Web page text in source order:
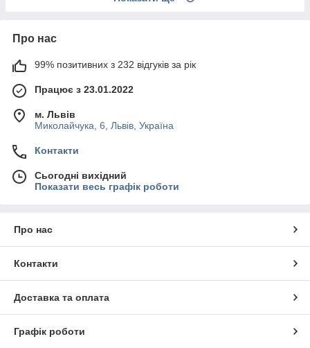
Про нас
99% позитивних з 232 відгуків за рік
Працює з 23.01.2022
м. Львів
Миколайчука, 6, Львів, Україна
Контакти
Сьогодні вихідний
Показати весь графік роботи
Про нас
Контакти
Доставка та оплата
Графік роботи